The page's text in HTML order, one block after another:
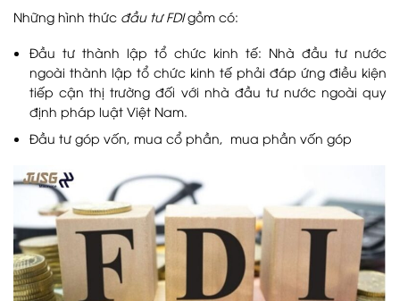
Những hình thức đầu tư FDIgồm có:
Đầu tư thành lập tổ chức kinh tế: Nhà đầu tư nước
ngoài thành lập tổ chức kinh tế phải đáp ứng điều kiện
tiếp cận thị trường đối với nhà đầu tư nước ngoài quy
định pháp luật Việt Nam.
Đầu tư góp vốn, mua cổ phần, mua phần vốn góp